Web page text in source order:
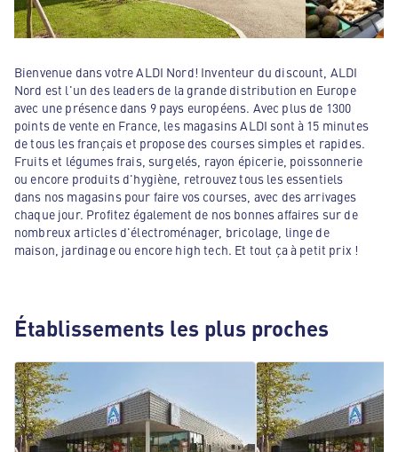
Bienvenue dans votre ALDI Nord! Inventeur du discount, ALDI
Nord est l'un des leaders de la grande distribution en Europe
avec une présence dans 9 pays européens. Avec plus de 1300
points de vente en France, les magasins ALDI sont à 15 minutes
de tous les français et propose des courses simples et rapides.
Fruits et légumes frais, surgelés, rayon épicerie, poissonnerie
ou encore produits d'hygiène, retrouvez tous les essentiels
dans nos magasins pour faire vos courses, avec des arrivages
chaque jour. Profitez également de nos bonnes affaires sur de
nombreux articles d'électroménager, bricolage, linge de
maison, jardinage ou encore high tech. Et tout ça à petit prix !
Établissements les plus proches